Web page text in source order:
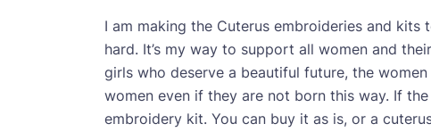
I am making the Cuterus embroideries and kits
hard. It’s my way to support all women and
girls who deserve a beautiful future, the
women even if they are not born this way. If
embroidery kit. You can buy it as is, or a